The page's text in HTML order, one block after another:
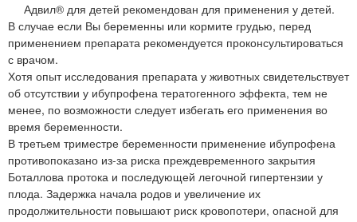
Адвил® для детей рекомендован для применения у детей.
В случае если Вы беременны или кормите грудью, перед
применением препарата рекомендуется проконсультироваться
с врачом.
Хотя опыт исследования препарата у животных свидетельствует
об отсутствии у ибупрофена тератогенного эффекта, тем не
менее, по возможности следует избегать его применения во
время беременности.
В третьем триместре беременности применение ибупрофена
противопоказано из-за риска преждевременного закрытия
Боталлова протока и последующей легочной гипертензии у
плода. Задержка начала родов и увеличение их
продолжительности повышают риск кровопотери, опасной для